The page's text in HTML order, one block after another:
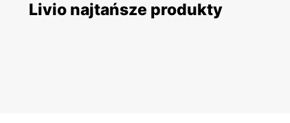
Livio najtańsze produkty